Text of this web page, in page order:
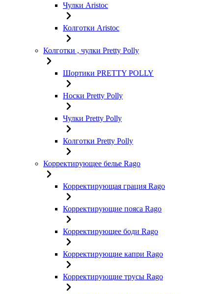
Чулки Aristoc
Колготки Aristoc
Колготки , чулки Pretty Polly
Шортики PRETTY POLLY
Носки Pretty Polly
Чулки Pretty Polly
Колготки Pretty Polly
Корректирующее белье Rago
Корректирующая грация Rago
Корректирующие пояса Rago
Корректирующее боди Rago
Корректирующие капри Rago
Корректирующие трусы Rago